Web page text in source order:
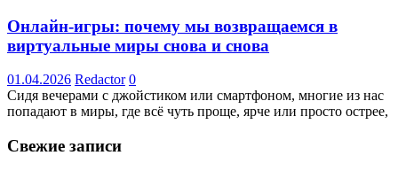
Онлайн-игры: почему мы возвращаемся в
виртуальные миры снова и снова
01.04.2026 Redactor 0
Сидя вечерами с джойстиком или смартфоном, многие из нас
попадают в миры, где всё чуть проще, ярче или просто острее,
Свежие записи